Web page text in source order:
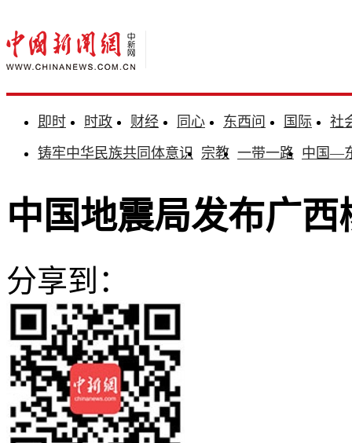
即时 时政 财经 同心 东西问 国际
社
铸牢中华民族共同体意识 宗教 一带一路 中国—
中国地震局发布广
分享到：